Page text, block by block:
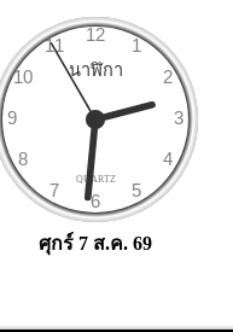
ศุกร์ 7 ส.ค. 69